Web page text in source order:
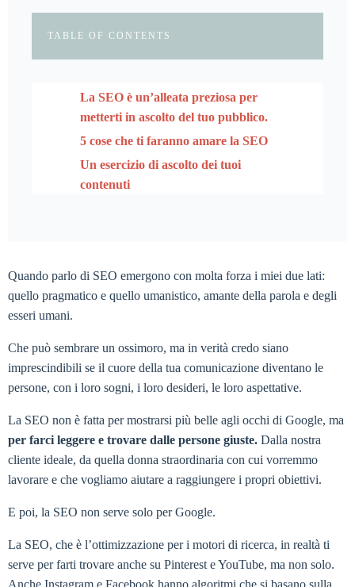
TABLE OF CONTENTS
La SEO è un’alleata preziosa per
metterti in ascolto del tuo pubblico.
5 cose che ti faranno amare la SEO
Un esercizio di ascolto dei tuoi
contenuti
Quando parlo di SEO emergono con molta forza i miei due lati:
quello pragmatico e quello umanistico, amante della parola e degli
esseri umani.
Che può sembrare un ossimoro, ma in verità credo siano
imprescindibili se il cuore della tua comunicazione diventano le
persone, con i loro sogni, i loro desideri, le loro aspettative.
La SEO non è fatta per mostrarsi più belle agli occhi di Google, ma
per farci leggere e trovare dalle persone giuste. Dalla nostra
cliente ideale, da quella donna straordinaria con cui vorremmo
lavorare e che vogliamo aiutare a raggiungere i propri obiettivi.
E poi, la SEO non serve solo per Google.
La SEO, che è l’ottimizzazione per i motori di ricerca, in realtà ti
serve per farti trovare anche su Pinterest e YouTube, ma non solo.
Anche Instagram e Facebook hanno algoritmi che si basano sulla